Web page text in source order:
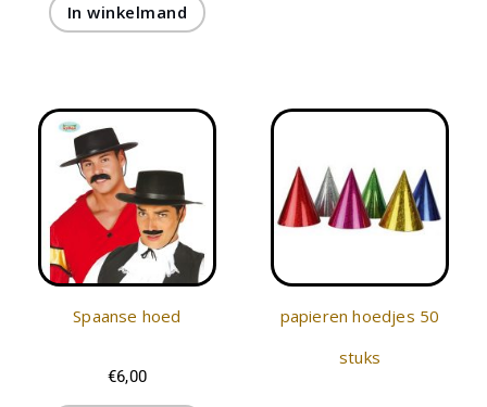
In winkelmand
Spaanse hoed
€6,00
papieren hoedjes 50
stuks